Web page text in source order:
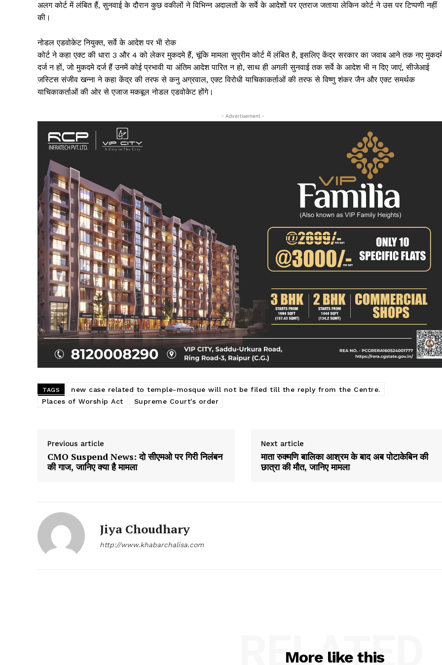
SUBSCRIBE NOW
क्राइम
बिजनेस
ई-पेपर
अलग कोर्ट में लंबित हैं, सुनवाई के दौरान कुछ वकीलों ने विभिन्न अदालतों के सर्वे के आदेशों पर एतराज जताया लेकिन कोर्ट ने उस पर टिप्पणी नहीं
की।
नोडल एडवोकेट नियुक्त, सर्वे के आदेश पर भी रोक
कोर्ट ने कहा एक्ट की धारा 3 और 4 को लेकर मुकदमे हैं, चूंकि मामला सुप्रीम कोर्ट में लंबित है, इसलिए केंद्र सरकार का जवाब आने तक नए
दर्ज न हों, जो मुकदमे दर्ज हैं उनमें कोई प्रभावी या अंतिम आदेश पारित न हो, साथ ही अगली सुनवाई तक सर्वे के आदेश भी न दिए जाएं, सीजेआई
जस्टिस संजीव खन्ना ने कहा केंद्र की तरफ से कनु अग्रवाल, एक्ट विरोधी याचिकाकर्ताओं की तरफ से विष्णु शंकर जैन और एक्ट समर्थक
याचिकाकर्ताओं की ओर से एजाज मकबूल नोडल एडवोकेट होंगे।
- Advertisement -
TAGS
new case related to temple-mosque will not be filed till the reply from the Centre.
Places of Worship Act
Supreme Court's order
Previous article
CMO Suspend News: दो सीएमओ पर गिरी निलंबन
की गाज, जानिए क्या है मामला
Next article
माता रुक्मणि बालिका आश्रम के बाद अब पोटाकेबिन की
छात्रा की मौत, जानिए मामला
Jiya Choudhary
http://www.khabarchalisa.com
More like this
RELATED